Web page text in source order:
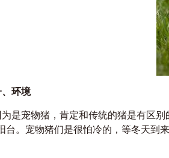
环境
宠物猪，肯定和传统的猪是有区别
台。宠物猪们是很怕冷的，等冬天到